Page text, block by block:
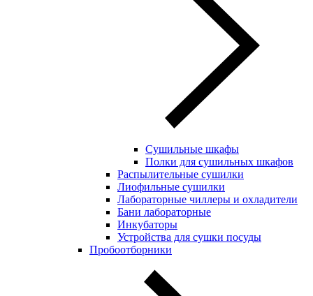
Сушильные шкафы
Полки для сушильных шкафов
Распылительные сушилки
Лиофильные сушилки
Лабораторные чиллеры и охладители
Бани лабораторные
Инкубаторы
Устройства для сушки посуды
Пробоотборники